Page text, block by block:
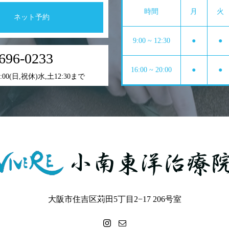
ネット予約
0233
日,祝休)水,土12:30まで
時間 月 火
9:00 ~ 12:30 ● ●
16:00 ~ 20:00 ● ●
大阪市住吉区苅田5丁目2−17 206号室